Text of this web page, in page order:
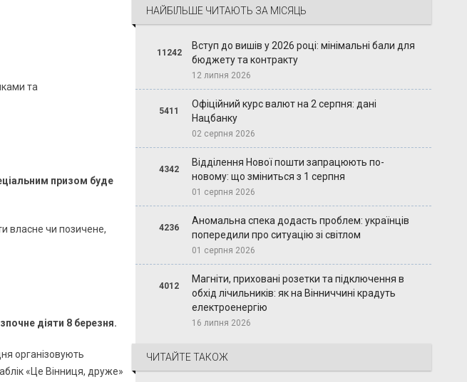
та
призом буде
власне чи позичене,
діяти 8 березня.
організовують
«Це Вінниця, друже»
НАЙБІЛЬШЕ ЧИТАЮТЬ ЗА МІСЯЦЬ
11242
Вступ до вишів у 2026 році: мінімальні бали для
бюджету та контракту
12 липня 2026
5411
Офіційний курс валют на 2 серпня: дані
Нацбанку
02 серпня 2026
4342
Відділення Нової пошти запрацюють по-
новому: що зміниться з 1 серпня
01 серпня 2026
4236
Аномальна спека додасть проблем: українців
попередили про ситуацію зі світлом
01 серпня 2026
4012
Магніти, приховані розетки та підключення в
обхід лічильників: як на Вінниччині крадуть
електроенергію
16 липня 2026
ЧИТАЙТЕ ТАКОЖ